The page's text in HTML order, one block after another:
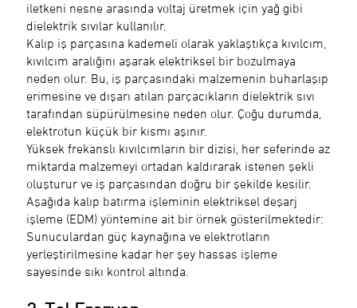
iletkeni nesne arasında voltaj üretmek için yağ gibi
dielektrik sıvılar kullanılır.
Kalıp iş parçasına kademeli olarak yaklaştıkça kıvılcım,
kıvılcım aralığını aşarak elektriksel bir bozulmaya
neden olur. Bu, iş parçasındaki malzemenin buharlaşıp
erimesine ve dışarı atılan parçacıkların dielektrik sıvı
tarafından süpürülmesine neden olur. Çoğu durumda,
elektrotun küçük bir kısmı aşınır.
Yüksek frekanslı kıvılcımların bir dizisi, her seferinde az
miktarda malzemeyi ortadan kaldırarak istenen şekli
oluşturur ve iş parçasından doğru bir şekilde kesilir.
Aşağıda kalıp batırma işleminin elektriksel deşarj
işleme (EDM) yöntemine ait bir örnek gösterilmektedir:
Sunuculardan güç kaynağına ve elektrotların
yerleştirilmesine kadar her şey hassas işleme
sayesinde sıkı kontrol altında.